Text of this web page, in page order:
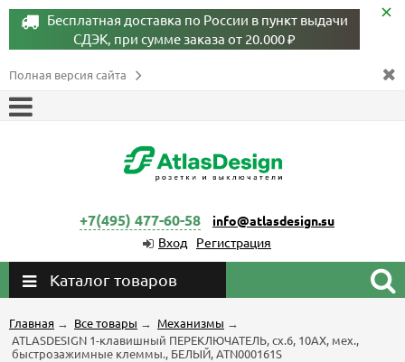
Бесплатная доставка по России в пункт выдачи
СДЭК, при сумме заказа от 20.000 ₽
Полная версия сайта
+7(495) 477-60-58
info@atlasdesign.su
Вход
Регистрация
Каталог товаров
Главная → Все товары → Механизмы →
ATLASDESIGN 1-клавишный ПЕРЕКЛЮЧАТЕЛЬ, сх.6, 10АХ, мех.,
быстрозажимные клеммы., БЕЛЫЙ, ATN000161S